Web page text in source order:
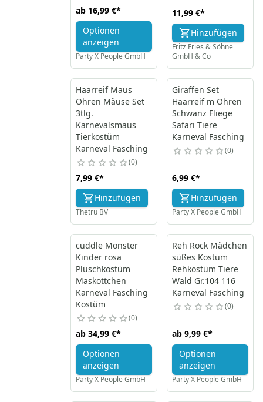
ab 16,99 €*
Optionen
anzeigen
Party X People GmbH
11,99 €*
Hinzufügen
Fritz Fries & Söhne
GmbH & Co
Haarreif Maus
Ohren Mäuse Set
3tlg.
Karnevalsmaus
Tierkostüm
Karneval Fasching
0
7,99 €*
Hinzufügen
Thetru BV
Giraffen Set
Haarreif m Ohren
Schwanz Fliege
Safari Tiere
Karneval Fasching
0
6,99 €*
Hinzufügen
Party X People GmbH
cuddle Monster
Kinder rosa
Plüschkostüm
Maskottchen
Karneval Fasching
Kostüm
0
ab 34,99 €*
Optionen
anzeigen
Party X People GmbH
Reh Rock Mädchen
süßes Kostüm
Rehkostüm Tiere
Wald Gr.104 116
Karneval Fasching
0
ab 9,99 €*
Optionen
anzeigen
Party X People GmbH